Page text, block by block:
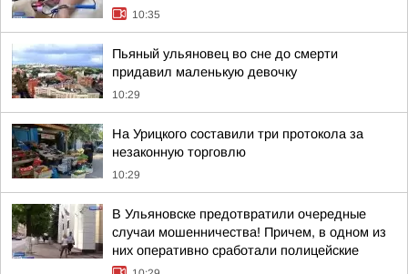
10:35
Пьяный ульяновец во сне до смерти
придавил маленькую девочку
10:29
На Урицкого составили три протокола за
незаконную торговлю
10:29
В Ульяновске предотвратили очередные
случаи мошенничества! Причем, в одном из
них оперативно сработали полицейские